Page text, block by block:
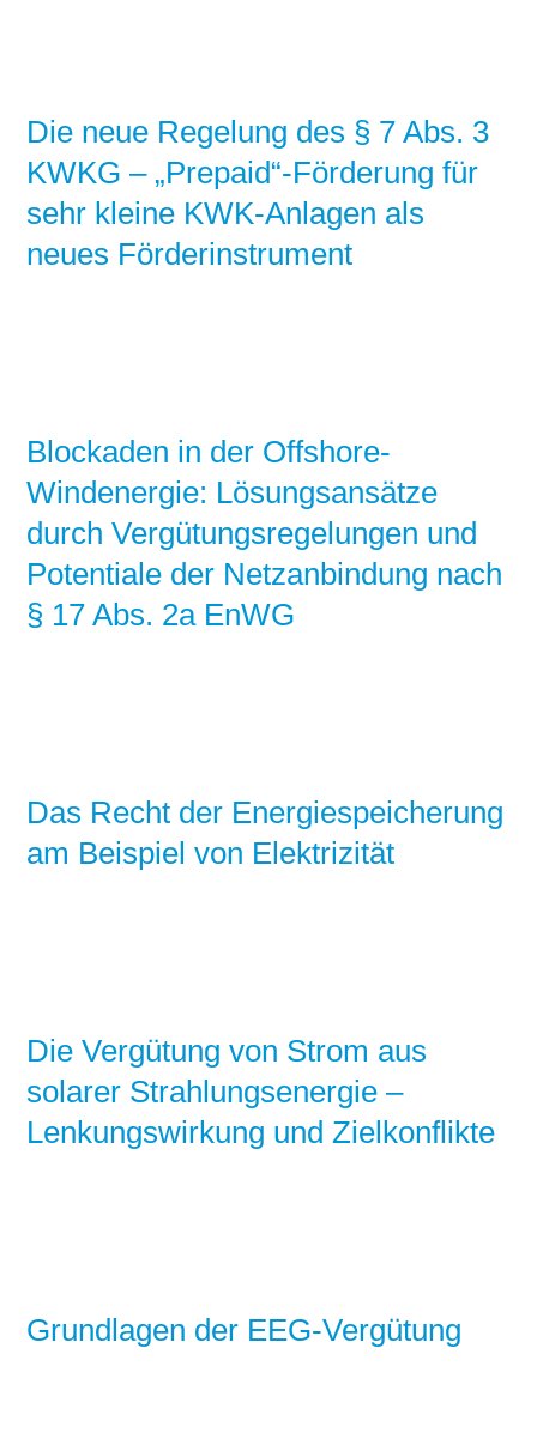
Die neue Regelung des § 7 Abs. 3
KWKG – „Prepaid“-Förderung für
sehr kleine KWK-Anlagen als
neues Förderinstrument
Blockaden in der Offshore-
Windenergie: Lösungsansätze
durch Vergütungsregelungen und
Potentiale der Netzanbindung nach
§ 17 Abs. 2a EnWG
Das Recht der Energiespeicherung
am Beispiel von Elektrizität
Die Vergütung von Strom aus
solarer Strahlungsenergie –
Lenkungswirkung und Zielkonflikte
Grundlagen der EEG-Vergütung